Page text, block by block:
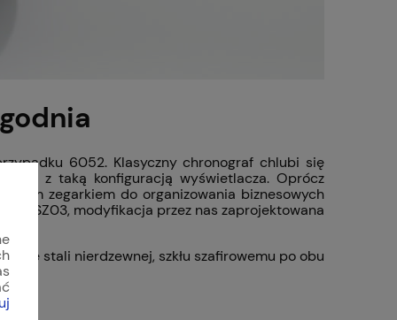
6052. Klasyczny chronograf chlubi się
z taką konfiguracją wyświetlacza. Oprócz
zegarkiem do organizowania biznesowych
SZ03, modyfikacja przez nas zaprojektowana
ze stali nierdzewnej, szkłu szafirowemu po obu